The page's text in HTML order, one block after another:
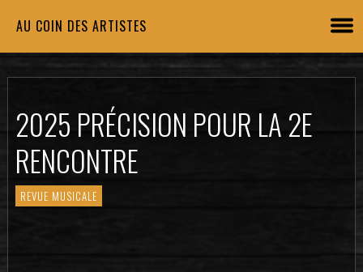
AU COIN DES ARTISTES
2025 PRÉCISION POUR LA 2E
RENCONTRE
REVUE MUSICALE